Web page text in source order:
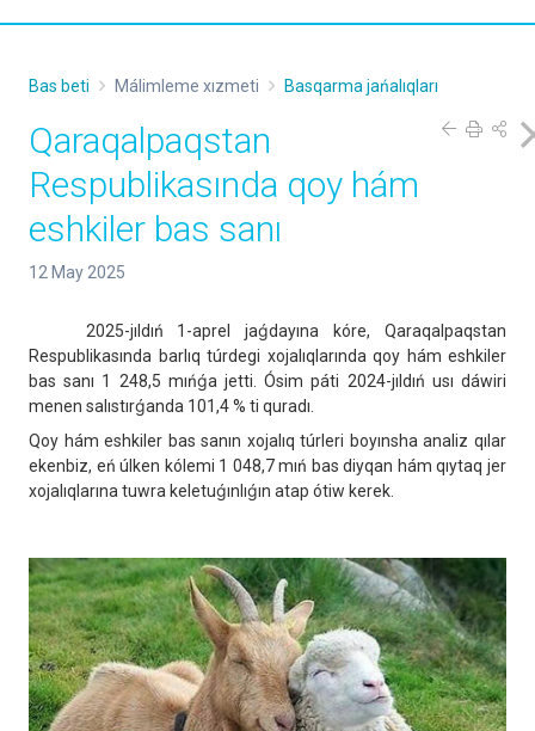
Bas beti Málimleme xızmeti Basqarma jańalıqları
Qaraqalpaqstan
Respublikasında qoy hám
eshkiler bas sanı
12 May 2025
2025-jıldıń 1-aprel jaǵdayına kóre, Qaraqalpaqstan
Respublikasında barlıq túrdegi xojalıqlarında qoy hám eshkiler
bas sanı 1 248,5 mıńǵa jetti. Ósim páti 2024-jıldıń usı dáwiri
menen salıstırǵanda 101,4 % ti quradı.
Qoy hám eshkiler bas sanın xojalıq túrleri boyınsha analiz qılar
ekenbiz, eń úlken kólemi 1 048,7 mıń bas diyqan hám qıytaq jer
xojalıqlarına tuwra keletuǵınlıǵın atap ótiw kerek.